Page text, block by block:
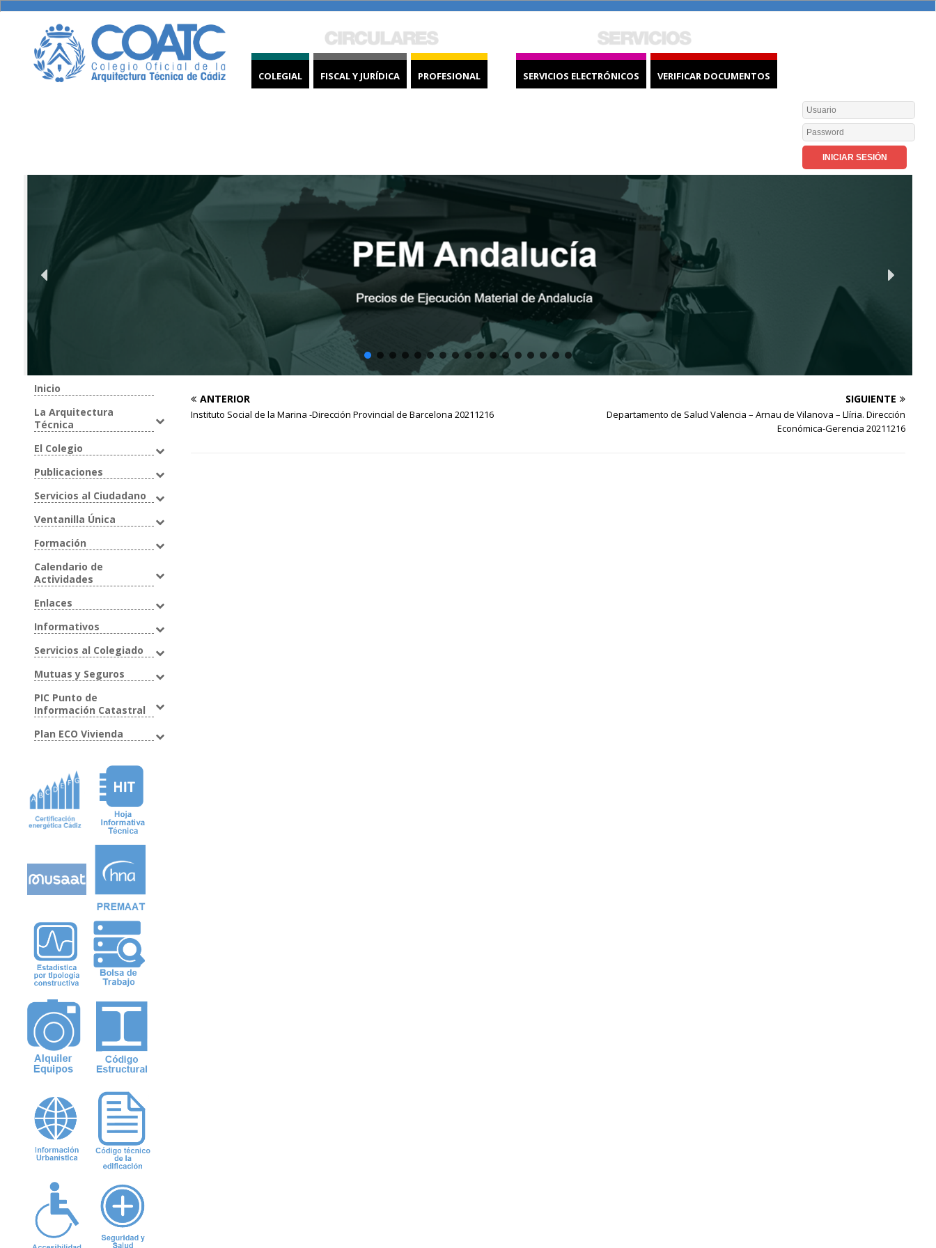
COLEGIAL FISCAL Y JURÍDICA PROFESIONAL SERVICIOS ELECTRÓNICOS VERIFICAR DOCUMENTOS
ANTERIOR
Instituto Social de la Marina -Dirección Provincial de Barcelona 20211216
SIGUIENTE
Departamento de Salud Valencia – Arnau de Vilanova – Llíria. Dirección
Económica-Gerencia 20211216
Inicio
La Arquitectura
Técnica
El Colegio
Publicaciones
Servicios al Ciudadano
Ventanilla Única
Formación
Calendario de
Actividades
Enlaces
Informativos
Servicios al Colegiado
Mutuas y Seguros
PIC Punto de
Información Catastral
Plan ECO Vivienda